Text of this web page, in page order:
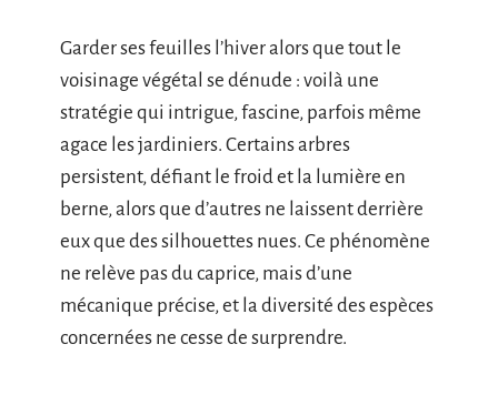
Garder ses feuilles l’hiver alors que tout le
voisinage végétal se dénude : voilà une
stratégie qui intrigue, fascine, parfois même
agace les jardiniers. Certains arbres
persistent, défiant le froid et la lumière en
berne, alors que d’autres ne laissent derrière
eux que des silhouettes nues. Ce phénomène
ne relève pas du caprice, mais d’une
mécanique précise, et la diversité des espèces
concernées ne cesse de surprendre.